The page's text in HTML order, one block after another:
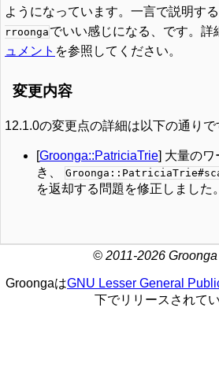
ようになっています。一言で説明する
rroonga でいい感じになる、です。詳
ュメント を参照してください。
変更内容
12.1.0の変更点の詳細は以下の通りで
[Groonga::PatriciaTrie] 大量のワ
き、
を返却する問題を修正しました。
© 2011-2026
GroongaはGNU Lesser General
下でリリースされてい